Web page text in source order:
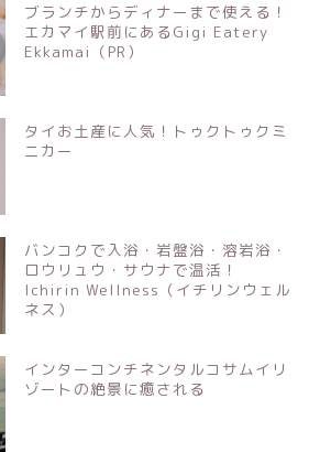
ブランチからディナーまで使える！
エカマイ駅前にあるGigi Eatery
Ekkamai（PR）
タイお土産に人気！トゥクトゥクミ
ニカー
バンコクで入浴・岩盤浴・溶岩浴・
ロウリュウ・サウナで温活！
Ichirin Wellness（イチリンウェル
ネス）
インターコンチネンタルコサムイリ
ゾートの絶景に癒される